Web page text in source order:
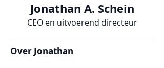
Jonathan A. Schein
CEO en uitvoerend directeur
Over Jonathan